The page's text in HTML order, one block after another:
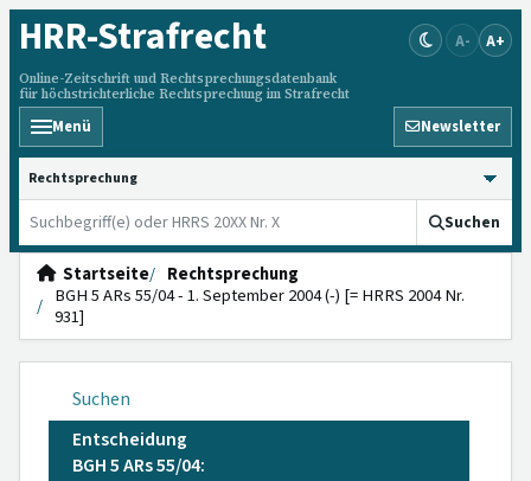
HRR-Strafrecht
Online-Zeitschrift und Rechtsprechungsdatenbank
für höchstrichterliche Rechtsprechung im Strafrecht
A- A+
Menü Newsletter
HRRS durchsuchen
Suchen
Startseite
Rechtsprechung
BGH 5 ARs 55/04 - 1. September 2004 (-) [= HRRS 2004 Nr.
931]
Suchen
Entscheidung
BGH 5 ARs 55/04: